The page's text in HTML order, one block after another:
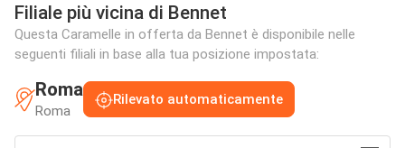
Filiale più vicina di Bennet
Questa Caramelle in offerta da Bennet è disponibile nelle
seguenti filiali in base alla tua posizione impostata:
Roma
Roma
Rilevato automaticamente